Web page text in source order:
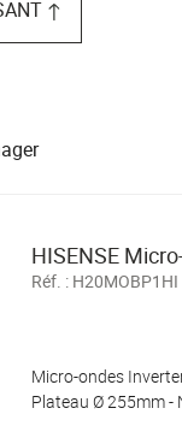
HISENSE
Réf. : H20MOBP1HI
Micro-ondes
Plateau Ø 255mm -